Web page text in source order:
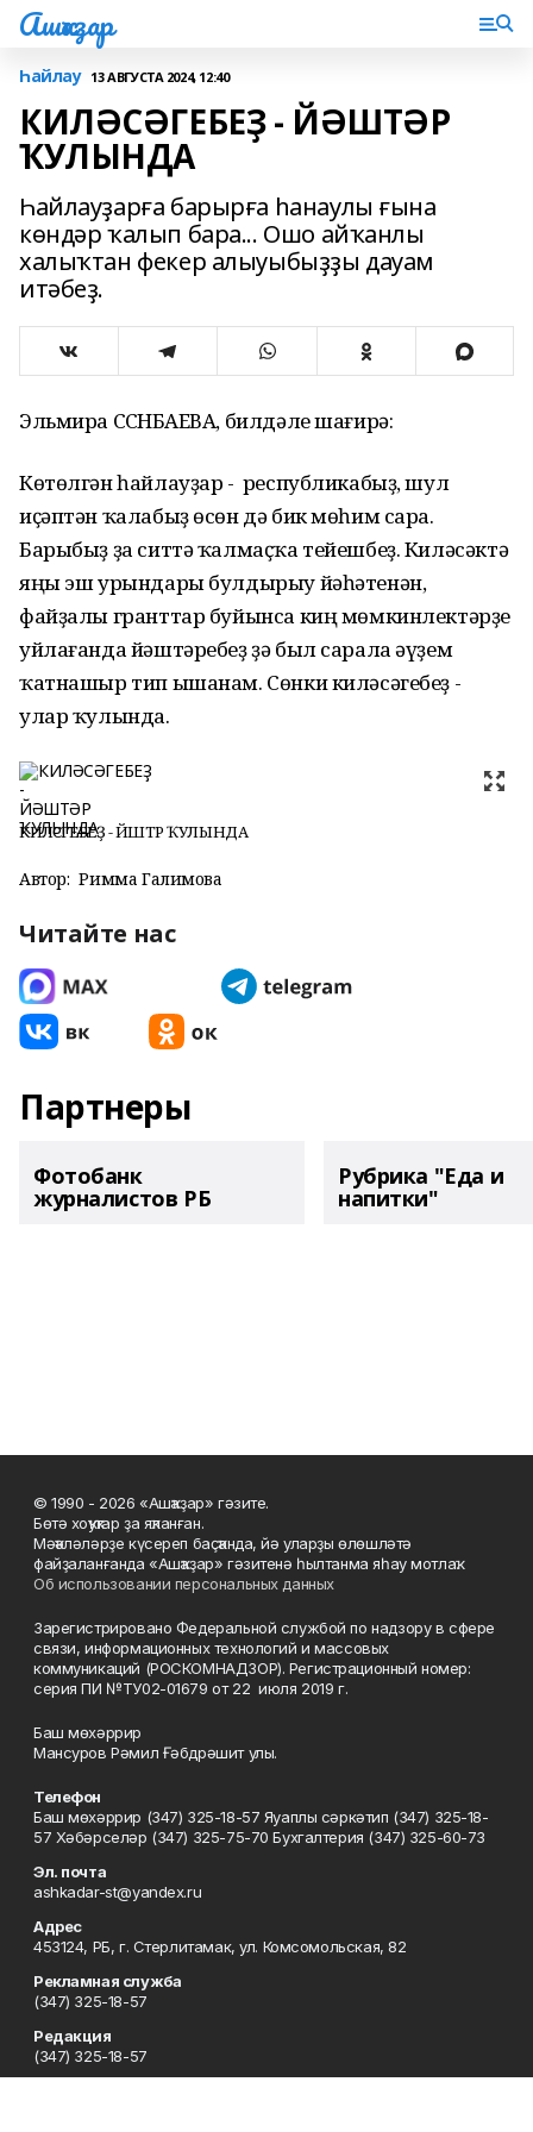
Ашҡаҙар
Һайлау 13 АВГУСТА 2024, 12:40
КИЛӘСӘГЕБЕҘ - ЙӘШТӘР
ҠУЛЫНДА
Һайлауҙарға барырға һанаулы ғына
көндәр ҡалып бара... Ошо айҡанлы
халыҡтан фекер алыуыбыҙҙы дауам
итәбеҙ.
Эльмира СӘСӘНБАЕВА, билдәле шағирә:
Көтөлгән һайлауҙар - республикабыҙ, шул
иҫәптән ҡалабыҙ өсөн дә бик мөһим сара.
Барыбыҙ ҙа ситтә ҡалмаҫҡа тейешбеҙ. Киләсәктә
яңы эш урындары булдырыу йәһәтенән,
файҙалы гранттар буйынса киң мөмкинлектәрҙе
уйлағанда йәштәребеҙ ҙә был сарала әүҙем
ҡатнашыр тип ышанам. Сөнки киләсәгебеҙ -
улар ҡулында.
КИЛӘСӘГЕБЕҘ - ЙӘШТӘР ҠУЛЫНДА
Автор: Римма Галимова
Читайте нас
Партнеры
Фотобанк
журналистов РБ
Рубрика "Еда и
напитки"
© 1990 - 2026 «Ашҡаҙар» гәзите.
Бөтә хоҡуҡтар ҙа яҡланған.
Мәҡәләләрҙе күсереп баҫҡанда, йә уларҙы өлөшләтә
файҙаланғанда «Ашҡаҙар» гәзитенә һылтанма яһау мотлаҡ.
Об использовании персональных данных
Зарегистрировано Федеральной службой по надзору в сфере
связи, информационных технологий и массовых
коммуникаций (РОСКОМНАДЗОР). Регистрационный номер:
серия ПИ №ТУ02-01679 от 22 июля 2019 г.
Баш мөхәррир
Мансуров Рәмил Ғәбдрәшит улы.
Телефон
Баш мөхәррир (347) 325-18-57 Яуаплы сәркәтип (347) 325-18-
57 Хәбәрселәр (347) 325-75-70 Бухгалтерия (347) 325-60-73
Эл. почта
ashkadar-st@yandex.ru
Адрес
453124, РБ, г. Стерлитамак, ул. Комсомольская, 82
Рекламная служба
(347) 325-18-57
Редакция
(347) 325-18-57